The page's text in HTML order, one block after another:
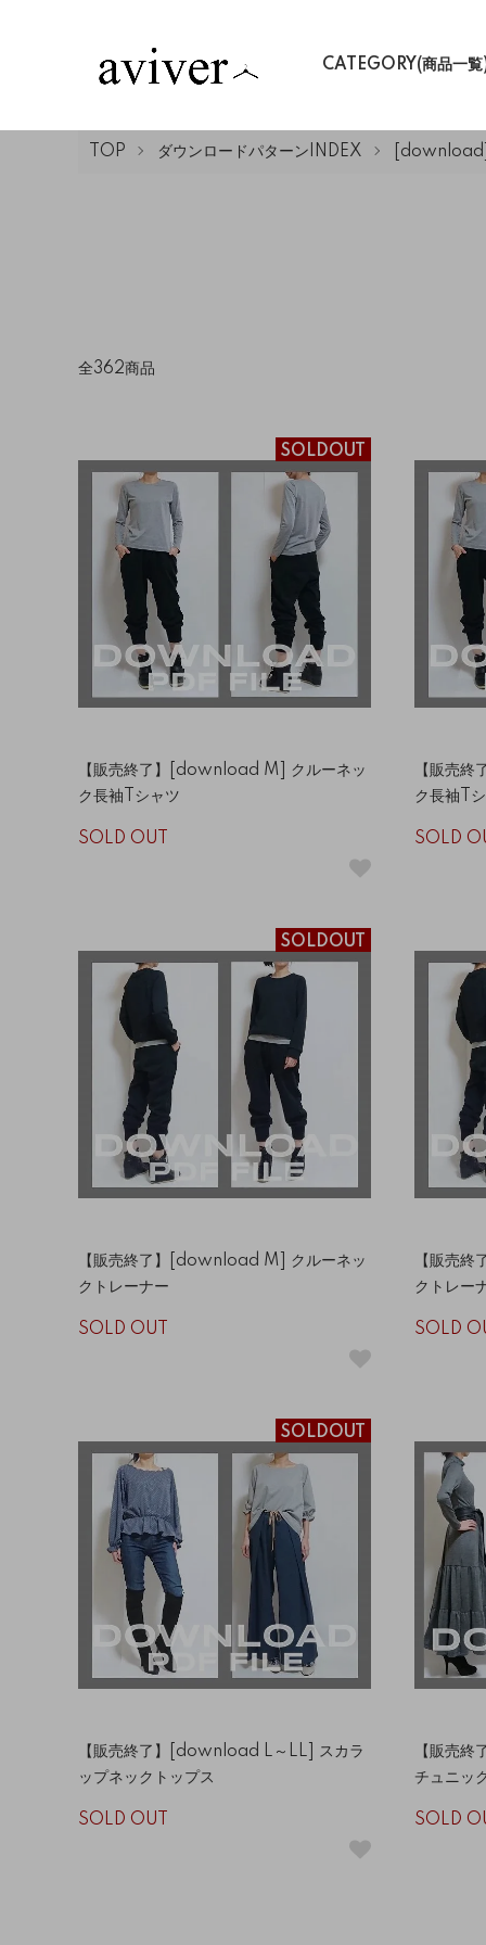
CATEGORY(商品一
TOP ダウンロードパターンINDEX [download]
全362商品
SOLDOUT
【販売終了】[download M] クルーネッ
ク長袖Tシャツ
SOLD OUT
【販売
ク長袖T
SOLD
SOLDOUT
【販売終了】[download M] クルーネッ
クトレーナー
SOLD OUT
【販売
クトレー
SOLD
SOLDOUT
【販売終了】[download L～LL] スカラ
ップネックトップス
SOLD OUT
【販売
チュニッ
SOLD